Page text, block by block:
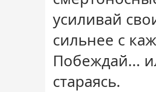
усиливай
сильнее с
Побеждай...
стараясь.